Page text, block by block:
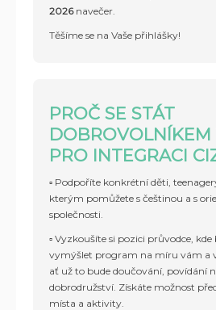
2026navečer.
Těšíme se na Vaše přihlášky!
PROČ SE STÁT
DOBROVOLNÍKEM
PRO INTEGRACI
▫️ Podpoříte konkrétní děti,
kterým pomůžete s češtinou a s
společnosti.
▫️ Vyzkoušíte si pozici průvodce, kde
vymýšlet program na míru vám a
ať už to bude doučování, povídání
dobrodružství. Získáte možnost
místa a aktivity.